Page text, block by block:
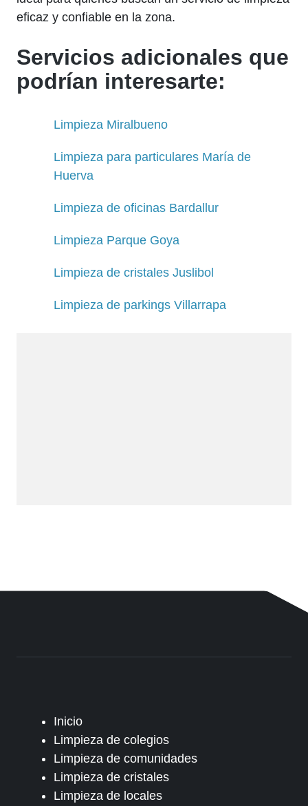
eficaz y confiable en la zona.
Servicios adicionales que
podrían interesarte:
Limpieza Miralbueno
Limpieza para particulares María de
Huerva
Limpieza de oficinas Bardallur
Limpieza Parque Goya
Limpieza de cristales Juslibol
Limpieza de parkings Villarrapa
Inicio
Limpieza de colegios
Limpieza de comunidades
Limpieza de cristales
Limpieza de locales